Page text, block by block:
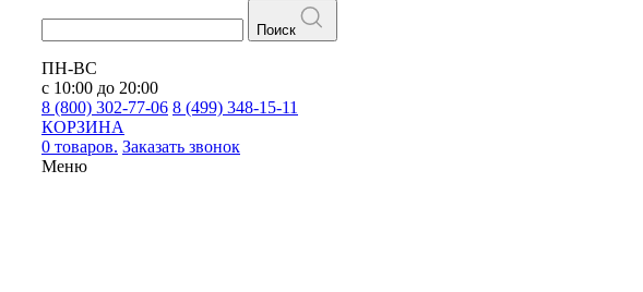
Поиск
ПН-ВС
с 10:00 до 20:00
8 (800) 302-77-06 8 (499) 348-15-11
КОРЗИНА
0 товаров. Заказать звонок
Меню